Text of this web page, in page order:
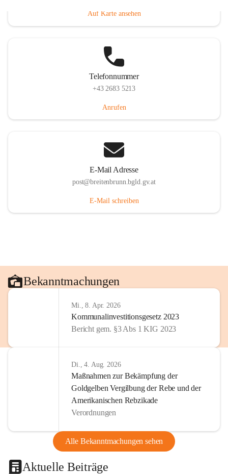
Auf Karte ansehen
Telefonnummer
+43 2683 5213
Anrufen
E-Mail Adresse
post@breitenbrunn.bgld.gv.at
E-Mail schreiben
Bekanntmachungen
Mi., 8. Apr. 2026
Kommunalinvestitionsgesetz 2023
Bericht gem. §3 Abs 1 KIG 2023
Di., 4. Aug. 2026
Maßnahmen zur Bekämpfung der
Goldgelben Vergilbung der Rebe und der
Amerikanischen Rebzikade
Verordnungen
Alle Bekanntmachungen sehen
Aktuelle Beiträge